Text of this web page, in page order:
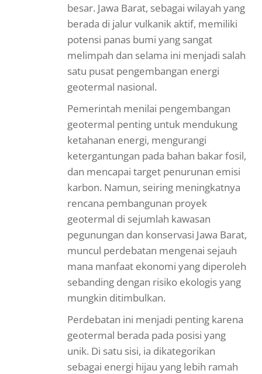
besar. Jawa Barat, sebagai wilayah yang
berada di jalur vulkanik aktif, memiliki
potensi panas bumi yang sangat
melimpah dan selama ini menjadi salah
satu pusat pengembangan energi
geotermal nasional.
Pemerintah menilai pengembangan
geotermal penting untuk mendukung
ketahanan energi, mengurangi
ketergantungan pada bahan bakar fosil,
dan mencapai target penurunan emisi
karbon. Namun, seiring meningkatnya
rencana pembangunan proyek
geotermal di sejumlah kawasan
pegunungan dan konservasi Jawa Barat,
muncul perdebatan mengenai sejauh
mana manfaat ekonomi yang diperoleh
sebanding dengan risiko ekologis yang
mungkin ditimbulkan.
Perdebatan ini menjadi penting karena
geotermal berada pada posisi yang
unik. Di satu sisi, ia dikategorikan
sebagai energi hijau yang lebih ramah